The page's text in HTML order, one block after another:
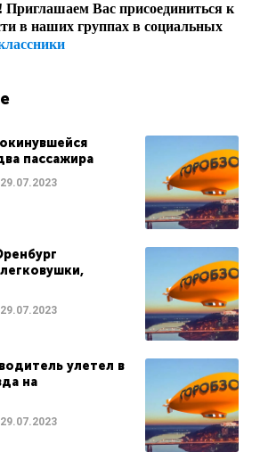
Приглашаем Вас присоединиться к
в наших группах в социальных
пассажира
29.07.2023
29.07.2023
улетел в
на
29.07.2023